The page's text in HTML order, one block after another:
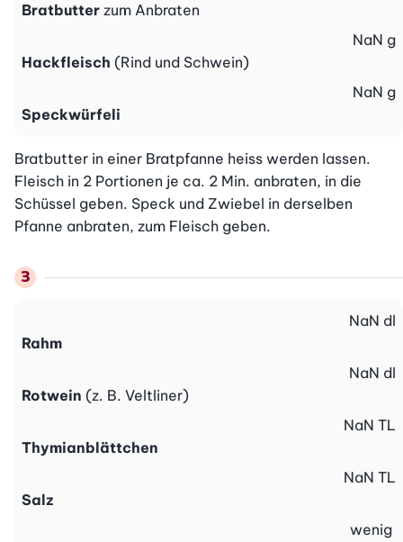
Bratbutter zum Anbraten
Hackfleisch (Rind und Schwein)
NaN g
Speckwürfeli
NaN g
Bratbutter in einer Bratpfanne heiss werden lassen.
Fleisch in 2 Portionen je ca. 2 Min. anbraten, in die
Schüssel geben. Speck und Zwiebel in derselben
Pfanne anbraten, zum Fleisch geben.
Rahm
NaN dl
Rotwein (z. B. Veltliner)
NaN dl
Thymianblättchen
NaN TL
Salz
NaN TL
wenig